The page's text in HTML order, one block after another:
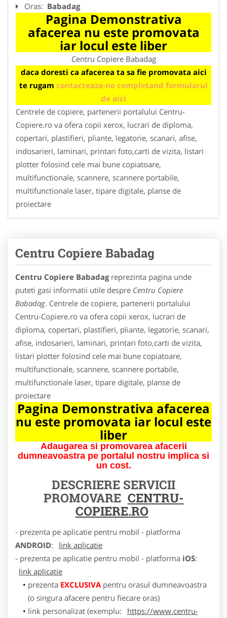
Oras: Babadag
Pagina Demonstrativa
afacerea nu este promovata
iar locul este liber
Centru Copiere Babadag
daca doresti ca afacerea ta sa fie promovata aici
te rugam contacteaza-ne completand formularul
de aici
Centrele de copiere, partenerii portalului Centru-
Copiere.ro va ofera copii xerox, lucrari de diploma,
copertari, plastifieri, pliante, legatorie, scanari, afise,
indosarieri, laminari, printari foto,carti de vizita, listari
plotter folosind cele mai bune copiatoare,
multifunctionale, scannere, scannere portabile,
multifunctionale laser, tipare digitale, planse de
proiectare
Centru Copiere Babadag
Centru Copiere Babadagreprezinta pagina unde
puteti gasi informatii utile despre Centru Copiere
Babadag. Centrele de copiere, partenerii portalului
Centru-Copiere.ro va ofera copii xerox, lucrari de
diploma, copertari, plastifieri, pliante, legatorie, scanari,
afise, indosarieri, laminari, printari foto,carti de vizita,
listari plotter folosind cele mai bune copiatoare,
multifunctionale, scannere, scannere portabile,
multifunctionale laser, tipare digitale, planse de
proiectare
Pagina Demonstrativa afacerea
nu este promovata iar locul este
liber
Adaugarea si promovarea afacerii
dumneavoastra pe portalul nostru implica si
un cost.
DESCRIERE SERVICII
PROMOVARE CENTRU-
COPIERE.RO
- prezenta pe aplicatie pentru mobil - platforma
ANDROID:
link aplicatie
- prezenta pe aplicatie pentru mobil - platforma iOS:
link aplicatie
prezenta EXCLUSIVApentru orasul dumneavoastra
(o singura afacere pentru fiecare oras)
link personalizat (exemplu:
https://www.centru-